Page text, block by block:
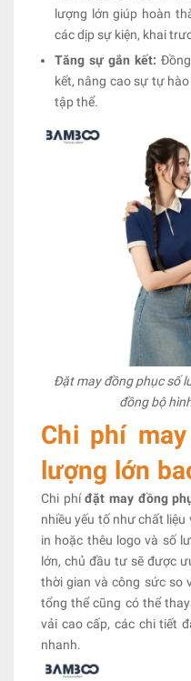
lượng lớn giúp hoàn
các dịp sự kiện, khai
Tăng sự gắn kết:
kết, nâng cao sự tự
tập thể.
Đặt may đồng phục số
đồng bộ
Chi phí
lượng lớn
Chi phíđặt may đồng
nhiều yếu tố như chất liệu
in hoặc thêu logo và số
lớn, chủ đầu tư sẽ được
thời gian và công sức so
tổng thể cũng có thể
vải cao cấp, các chi tiết
nhanh.